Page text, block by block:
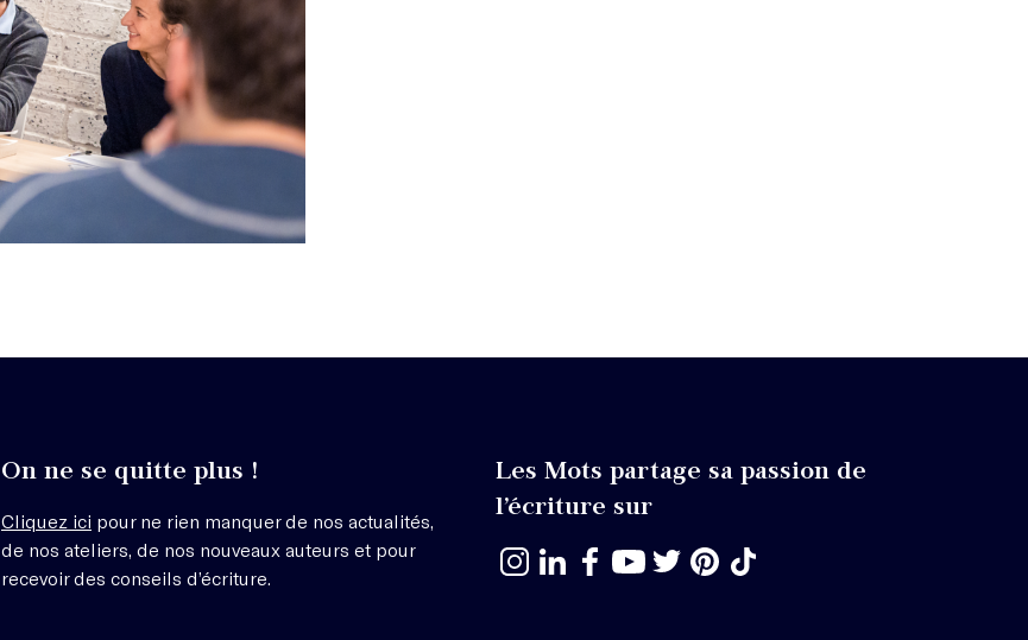
On ne se quitte plus !
Cliquez ici pour ne rien manquer de nos actualités,
de nos ateliers, de nos nouveaux auteurs et pour
recevoir des conseils d’écriture.
Les Mots partage sa passion de
l’écriture sur